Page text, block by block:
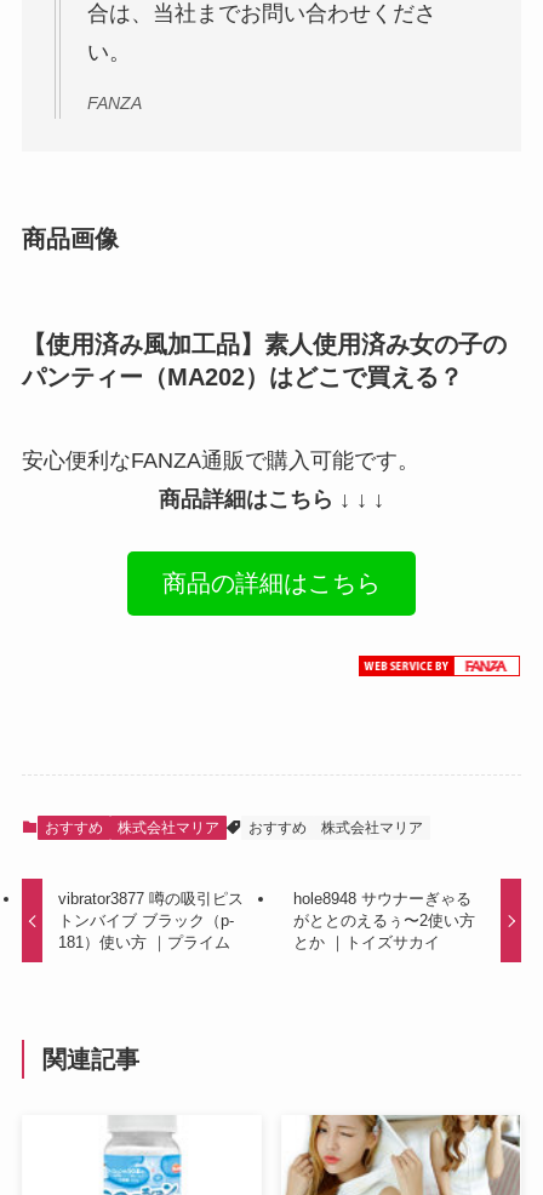
合は、当社までお問い合わせくださ
い。
FANZA
商品画像
【使用済み風加工品】素人使用済み女の子の
パンティー（MA202）はどこで買える？
安心便利なFANZA通販で購入可能です。
商品詳細はこちら ↓ ↓ ↓
商品の詳細はこちら
おすすめ 株式会社マリア おすすめ 株式会社マリア
vibrator3877 噂の吸引ピス
トンバイブ ブラック（p-
181）使い方 ｜プライム
hole8948 サウナーぎゃる
がととのえるぅ〜2使い方
とか ｜トイズサカイ
関連記事